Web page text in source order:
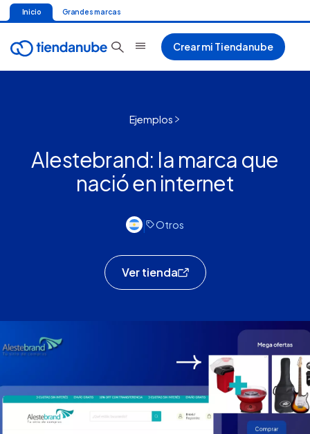
Inicio Grandes marcas
Crear mi Tiendanube
Ejemplos
Alestebrand: la marca que
nació en internet
| Otros
Ver tienda